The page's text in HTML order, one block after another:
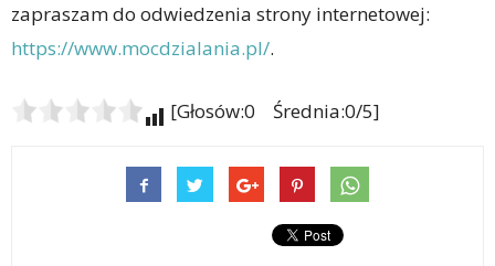
zapraszam do odwiedzenia strony internetowej:
https://www.mocdzialania.pl/.
[Głosów:0 Średnia:0/5]